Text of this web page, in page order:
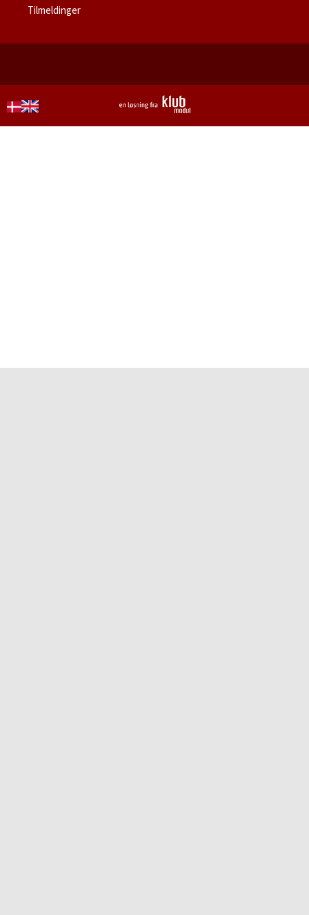
Tilmeldinger